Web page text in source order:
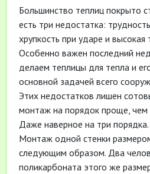
Большинство теплиц покрыто
есть три недостатка:
хрупкость при ударе и
Особенно важен последний
делаем теплицы для тепла и
основной задачей всего
Этих недостатков лишен
монтаж на порядок проще, чем
Даже наверное на три
Монтаж одной стенки
следующим образом. Два
поликарбоната этого же